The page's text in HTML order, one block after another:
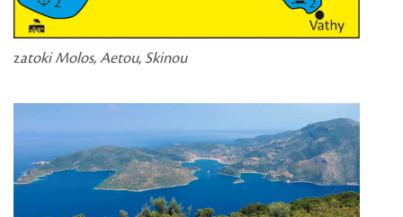
zatoki Molos, Aetou, Skinou